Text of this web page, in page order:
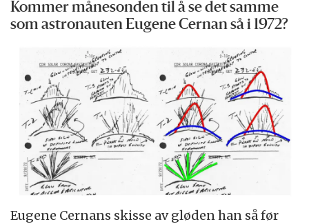
Kommer månesonden til å se det samme
som astronauten Eugene Cernan så i 1972?
Eugene Cernans skisse av gløden han så før